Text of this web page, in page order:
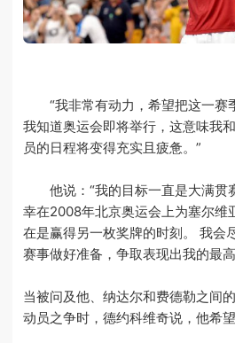
“我非常有动力，希望把这一赛
我知道奥运会即将举行，这意味我
员的日程将变得充实且疲惫。”
他说：“我的目标一直是大满贯
幸在2008年北京奥运会上为塞尔维
在是赢得另一枚奖牌的时刻。 我会
赛事做好准备，争取表现出我的最
当被问及他、纳达尔和费德勒之间
动员之争时，德约科维奇说，他希